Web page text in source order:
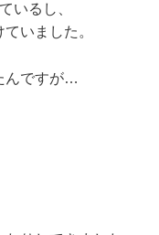
いるし、
いました。
んですが…